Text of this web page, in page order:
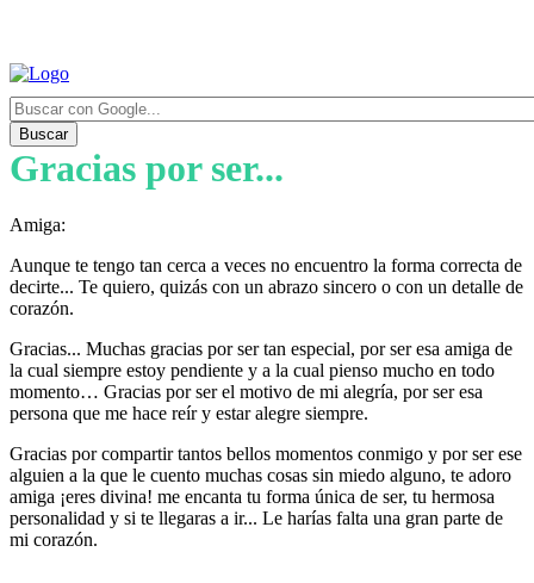
Buscar
Gracias por ser...
Amiga:
Aunque te tengo tan cerca a veces no encuentro la forma correcta de
decirte... Te quiero, quizás con un abrazo sincero o con un detalle de
corazón.
Gracias... Muchas gracias por ser tan especial, por ser esa amiga de
la cual siempre estoy pendiente y a la cual pienso mucho en todo
momento… Gracias por ser el motivo de mi alegría, por ser esa
persona que me hace reír y estar alegre siempre.
Gracias por compartir tantos bellos momentos conmigo y por ser ese
alguien a la que le cuento muchas cosas sin miedo alguno, te adoro
amiga ¡eres divina! me encanta tu forma única de ser, tu hermosa
personalidad y si te llegaras a ir... Le harías falta una gran parte de
mi corazón.